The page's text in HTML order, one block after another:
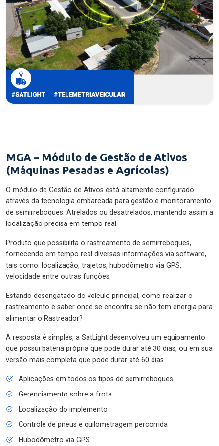
MGA – Módulo de Gestão de Ativos
(Máquinas Pesadas e Agrícolas)
O módulo de Gestão de Ativos está altamente configurado
através da tecnologia embarcada para gestão e monitoramento
de semirreboques: Atrelados ou desatrelados, mantendo assim a
localização precisa em tempo real.
Produto que possibilita o rastreamento de semirreboques,
fornecendo em tempo real diversas informações via software,
tais como: localização, trajetos, hubodômetro via GPS,
velocidade entre outras funções.
Estando desengatado do veículo principal, como realizar o
rastreamento e saber onde se encontra se não tem energia para
alimentar o Rastreador?
A resposta é simples, a SatLight desenvolveu um equipamento
que possui bateria própria que pode durar até 30 dias, ou em sua
versão mais completa que pode durar até 60 dias.
Aplicações em todos os tipos de semirreboques
Gerenciamento sobre a frota
Localização do implemento
Controle de pneus e quilometragem percorrida
Hubodômetro via GPS